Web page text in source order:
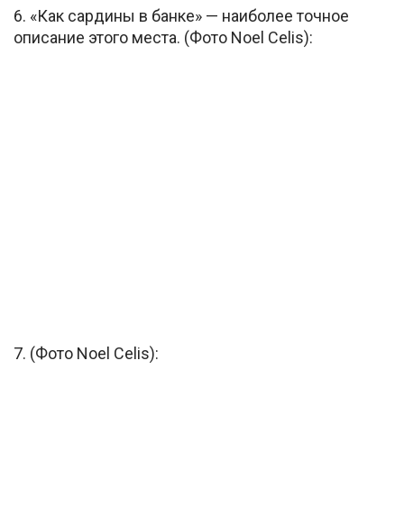
6. «Как сардины в банке» — наиболее точное
описание этого места. (Фото Noel Celis):
7. (Фото Noel Celis):